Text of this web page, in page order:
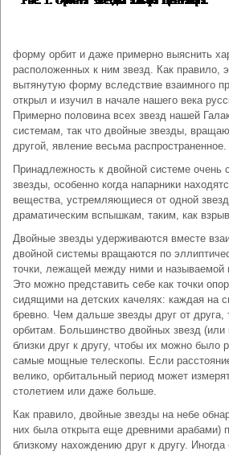
форму орбит и даже примерно выяснить
расположенных к ним звезд. Как правило,
вытянутую форму вследствие взаимного
открыл и изучил в начале нашего века
Примерно половина всех звезд нашей
системам, так что двойные звезды,
другой, явление весьма распространенное.
Принадлежность к двойной системе очень
звезды, особенно когда напарники
вещества, устремляющиеся от одной
драматическим вспышкам, таким, как
Двойные звезды удерживаются вместе
двойной системы вращаются по
точки, лежащей между ними и называемой
Это можно представить себе как точки
сидящими на детских качелях: каждая на
бревно. Чем дальше звезды друг от
орбитам. Большинство двойных звезд
близки друг к другу, чтобы их можно было
самые мощные телескопы. Если
велико, орбитальный период может
столетием или даже больше.
Как правило, двойные звезды на небе
них была открыта еще древними арабами)
близкому нахождению друг к другу.